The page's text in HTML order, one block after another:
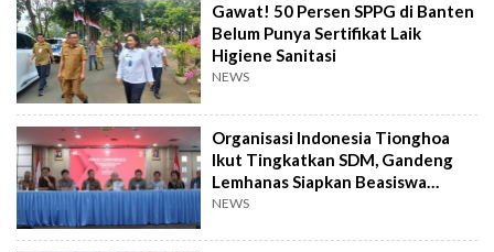
Gawat! 50 Persen SPPG di Banten
Belum Punya Sertifikat Laik
Higiene Sanitasi
NEWS
Organisasi Indonesia Tionghoa
Ikut Tingkatkan SDM, Gandeng
Lemhanas Siapkan Beasiswa
Hingga S3
NEWS